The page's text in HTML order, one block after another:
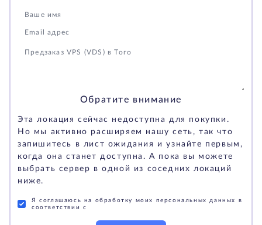
Обратите внимание
Эта локация сейчас недоступна для покупки.
Но мы активно расширяем нашу сеть, так что
запишитесь в лист ожидания и узнайте первым,
когда она станет доступна. А пока вы можете
выбрать сервер в одной из соседних локаций
ниже.
Я соглашаюсь на обработку моих персональных данных в
соответствии с